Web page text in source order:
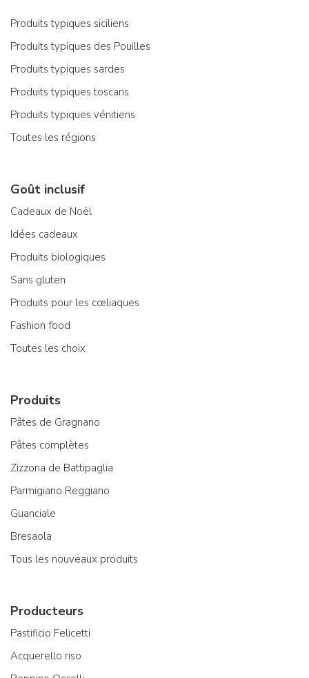
Produits typiques siciliens
Produits typiques des Pouilles
Produits typiques sardes
Produits typiques toscans
Produits typiques vénitiens
Toutes les régions
Goût inclusif
Cadeaux de Noël
Idées cadeaux
Produits biologiques
Sans gluten
Produits pour les cœliaques
Fashion food
Toutes les choix
Produits
Pâtes de Gragnano
Pâtes complètes
Zizzona de Battipaglia
Parmigiano Reggiano
Guanciale
Bresaola
Tous les nouveaux produits
Producteurs
Pastificio Felicetti
Acquerello riso